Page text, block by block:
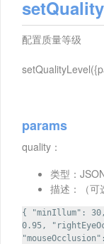
配置质量等级
params
quality：
类型：
描述：（可
{ "minIllum":
0.95,